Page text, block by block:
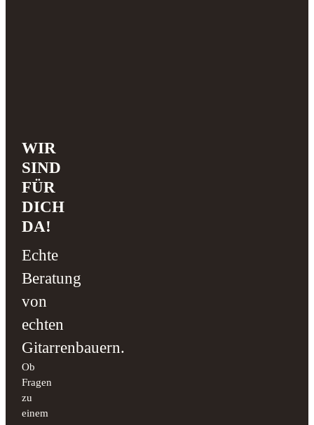
WIR
SIND
FÜR
DICH
DA!
Echte
Beratung
von
echten
Gitarrenbauern.
Ob
Fragen
zu
einem